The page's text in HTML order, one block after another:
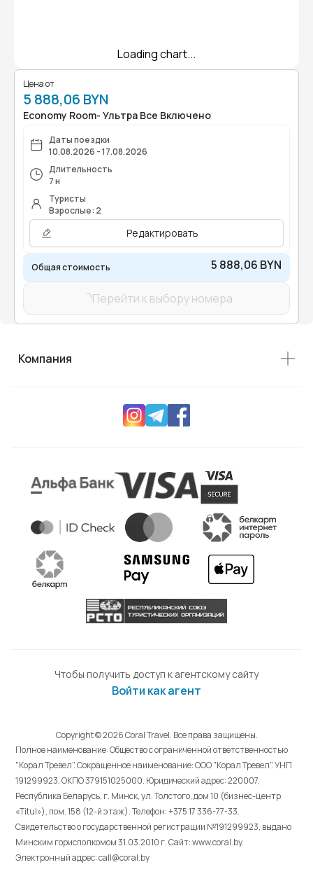
Loading chart...
Цена от
5 888,06 BYN
Economy Room- Ультра Все Включено
Даты поездки
10.08.2026 - 17.08.2026
Длительность
7 н
Туристы
Взрослые: 2
Редактировать
Общая стоимость 5 888,06 BYN
Перейти к выбору номера
Компания
Чтобы получить доступ к агентскому сайту
Войти как агент
Copyright © 2026 Coral Travel. Все права защищены.
Полное наименование: Общество с ограниченной ответственностью
"Корал Тревел". Сокращенное наименование: ООО "Корал Тревел". УНП
191299923, ОКПО 379151025000. Юридический адрес: 220007,
Республика Беларусь, г. Минск, ул. Толстого, дом 10 (бизнес-центр
«Titul»), пом. 158 (12-й этаж). Телефон: +375 17 336-77-33.
Свидетельство о государственной регистрации №191299923, выдано
Минским горисполкомом 31.03.2010 г. Cайт: www.coral.by.
Электронный адрес: call@coral.by